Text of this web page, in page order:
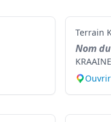
Terrain
Nom